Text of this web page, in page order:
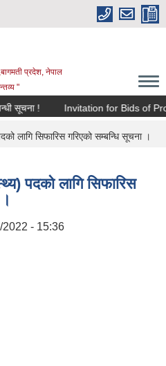
प्रदेश, नेपाल
"
सूचना ! Invitation for Bids
लागि सिफारिस गरिएको सम्बन्धि सूचना ।
पदको लागि सिफारिस
- 15:36